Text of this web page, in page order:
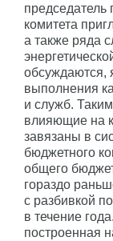
председатель
комитета
а также ряда
обсуждаются,
выполнения
и служб.
влияющие на
завязаны в
бюджетного
общего
гораздо
с разбивкой
в течение
построенная